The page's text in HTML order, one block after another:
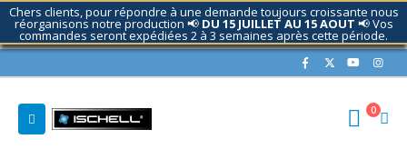
Chers clients, pour répondre à une demande toujours croissante nous
réorganisons notre production 📢 DU 15 JUILLET AU 15 AOUT 📢 Vos
commandes seront expédiées 2 à 3 semaines après cette période.
Contactez nous si nécessaire.
0